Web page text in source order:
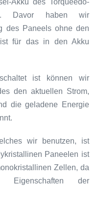
Akku des Torqueedo-
Davor haben wir
des Paneels ohne den
für das in den Akku
ist können wir
den aktuellen Strom,
die geladene Energie
wir benutzen, ist
Paneelen ist
Zellen, da
Eigenschaften der